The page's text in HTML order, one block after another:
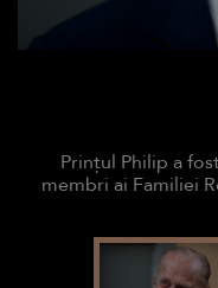
Prințul Philip a
membri ai Familiei